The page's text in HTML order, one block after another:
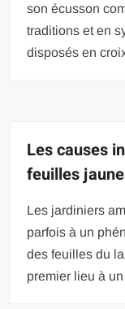
son écusson
traditions et en
disposés en
Les causes
feuilles
Les jardiniers
parfois à un
des feuilles du
premier lieu à